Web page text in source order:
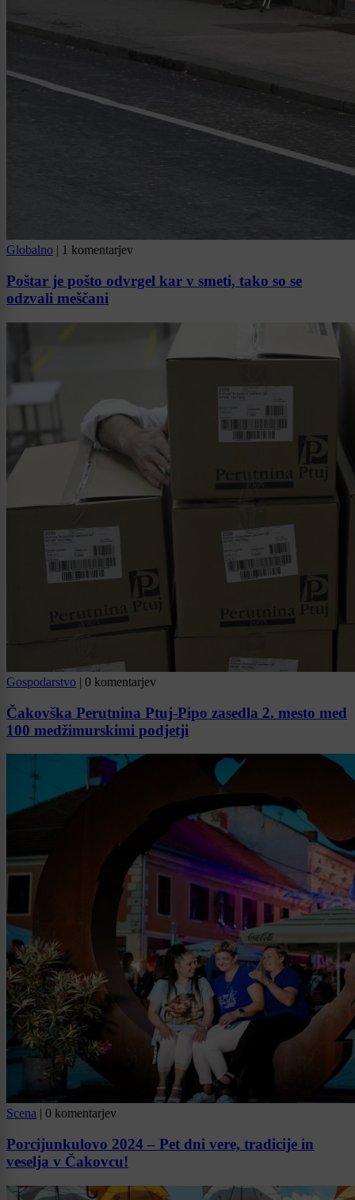
Globalno | 1 komentarjev
Poštar je pošto odvrgel kar v smeti, tako so se
odzvali meščani
Gospodarstvo | 0 komentarjev
Čakovška Perutnina Ptuj-Pipo zasedla 2. mesto med
100 medžimurskimi podjetji
Scena | 0 komentarjev
Porcijunkulovo 2024 – Pet dni vere, tradicije in
veselja v Čakovcu!